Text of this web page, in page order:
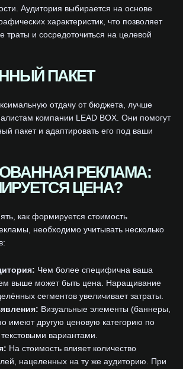
Аудитория выбирается на основе
характеристик, что позволяет
траты и сосредоточиться на целевой
ПАКЕТ
отдачу от бюджета, лучше
компании LEAD BOX. Они помогут
пакет и адаптировать его под ваши
РЕКЛАМА:
ЦЕНА?
как формируется стоимость
необходимо учитывать несколько
Чем более специфична ваша
выше может быть цена. Наращивание
сегментов увеличивает затраты.
Визуальные элементы (баннеры,
имеют другую ценовую категорию по
вариантами.
На стоимость влияет количество
нацеленных на ту же аудиторию. При